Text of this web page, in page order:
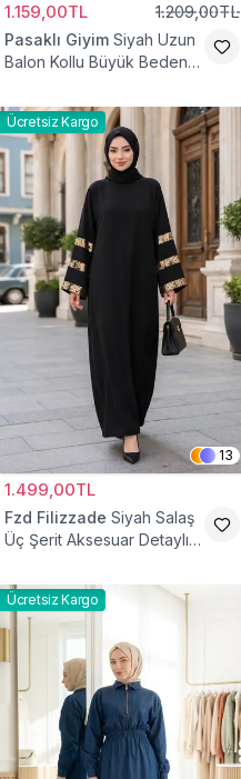
1.159,00TL 1.209,00TL
Pasaklı Giyim Siyah Uzun
Balon Kollu Büyük Beden
Ücretsiz Kargo
13
1.499,00TL
Fzd Filizzade Siyah Salaş
Üç Şerit Aksesuar Detaylı
Ücretsiz Kargo